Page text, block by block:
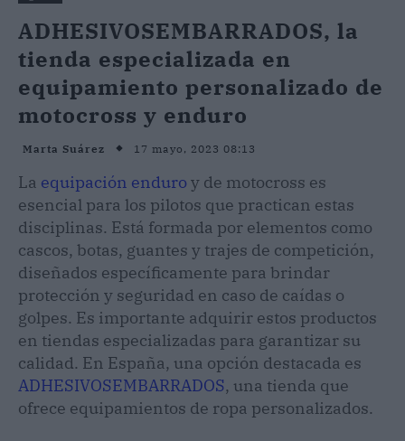
ADHESIVOSEMBARRADOS, la
tienda especializada en
equipamiento personalizado de
motocross y enduro
Marta Suárez 17 mayo, 2023 08:13
La equipación enduro y de motocross es
esencial para los pilotos que practican estas
disciplinas. Está formada por elementos como
cascos, botas, guantes y trajes de competición,
diseñados específicamente para brindar
protección y seguridad en caso de caídas o
golpes. Es importante adquirir estos productos
en tiendas especializadas para garantizar su
calidad. En España, una opción destacada es
ADHESIVOSEMBARRADOS, una tienda que
ofrece equipamientos de ropa personalizados.